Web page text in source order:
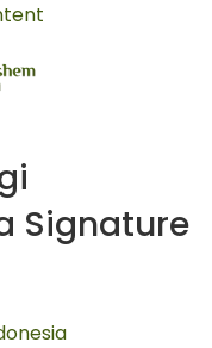
Signature